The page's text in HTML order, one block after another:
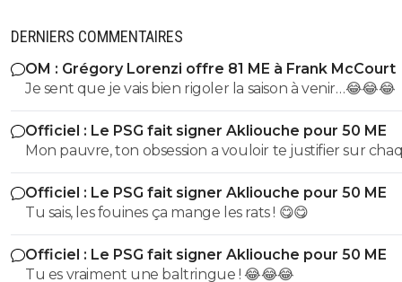
DERNIERS COMMENTAIRES
OM : Grégory Lorenzi offre 81 ME à Frank McCourt
Je sent que je vais bien rigoler la saison à venir…😂😂😂
Officiel : Le PSG fait signer Akliouche pour 50 ME
Mon pauvre, ton obsession a vouloir te justifier sur
commentaire 🤣😂😂 Tu aurais la queue d'un chat qui
de bouche et on t'accuserait de l'avoir mangé que tu
encore....mdr
Officiel : Le PSG fait signer Akliouche pour 50 ME
Tu sais, les fouines ça mange les rats ! 😋😋
Officiel : Le PSG fait signer Akliouche pour 50 ME
Tu es vraiment une baltringue ! 😂😂😂